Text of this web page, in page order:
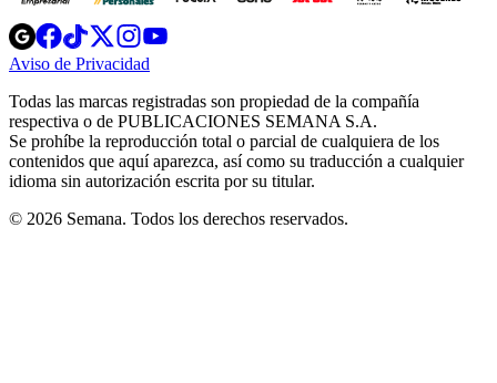
Opens
in
new
Opens
in
new
Opens
in
new
window
Opens
new
windowwindow
Aviso de Privacidad
new
window
Todas las marcas registradas son propiedad de la compañía
respectiva o de PUBLICACIONES SEMANA S.A.
Se prohíbe la reproducción total o parcial de cualquiera de los
contenidos que aquí aparezca, así como su traducción a cualquier
idioma sin autorización escrita por su titular.
© 2026 Semana. Todos los derechos reservados.